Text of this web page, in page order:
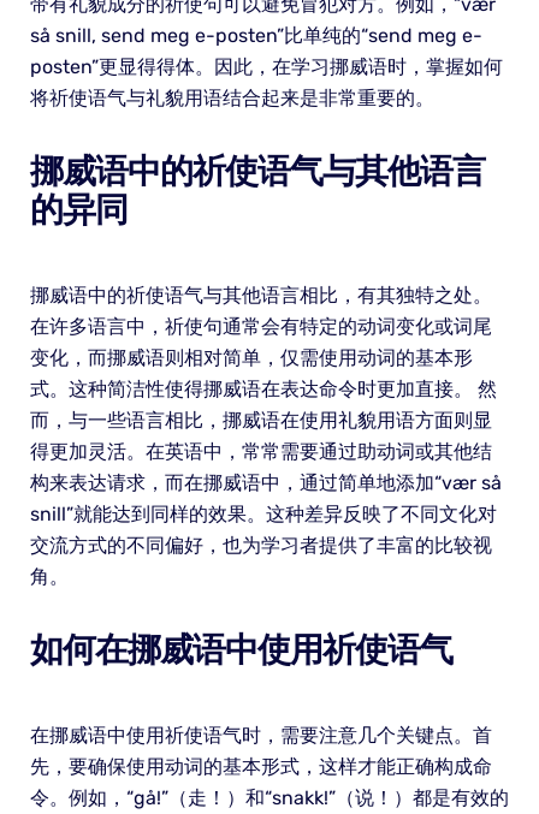
带有礼貌成分的祈使句可以避免冒犯对方。例如，“vær
så snill, send meg e-posten”比单纯的“send meg e-
posten”更显得得体。因此，在学习挪威语时，掌握如何
将祈使语气与礼貌用语结合起来是非常重要的。
挪威语中的祈使语气与其他语言
的异同
挪威语中的祈使语气与其他语言相比，有其独特之处。
在许多语言中，祈使句通常会有特定的动词变化或词尾
变化，而挪威语则相对简单，仅需使用动词的基本形
式。这种简洁性使得挪威语在表达命令时更加直接。 然
而，与一些语言相比，挪威语在使用礼貌用语方面则显
得更加灵活。在英语中，常常需要通过助动词或其他结
构来表达请求，而在挪威语中，通过简单地添加“vær så
snill”就能达到同样的效果。这种差异反映了不同文化对
交流方式的不同偏好，也为学习者提供了丰富的比较视
角。
如何在挪威语中使用祈使语气
在挪威语中使用祈使语气时，需要注意几个关键点。首
先，要确保使用动词的基本形式，这样才能正确构成命
令。例如，“gå!”（走！）和“snakk!”（说！）都是有效的